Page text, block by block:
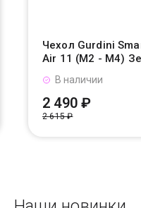
Чехол Gurdini
Air 11 (M2 - M4)
В наличии
2 490 ₽
2 615 ₽